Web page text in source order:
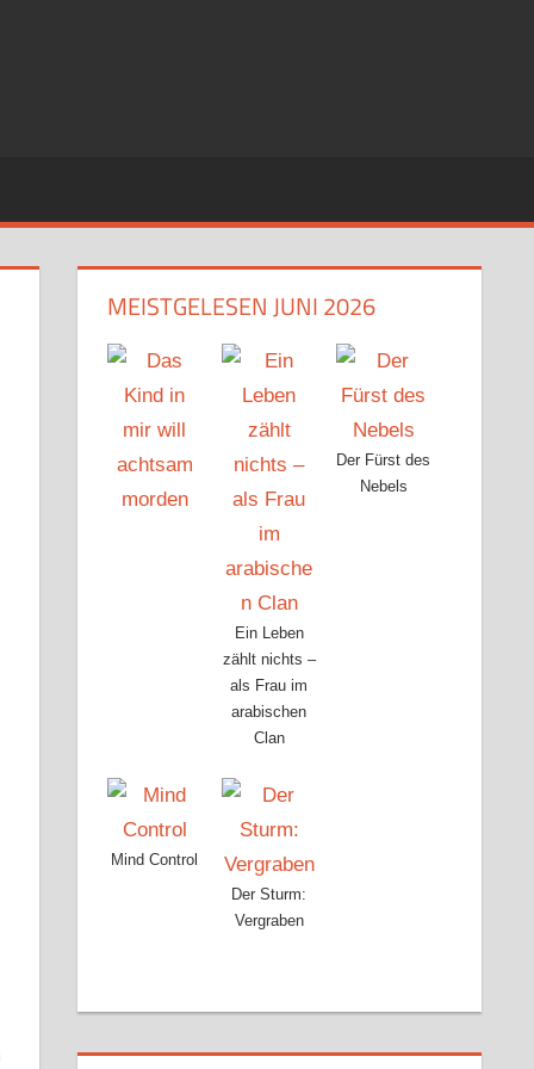
MEISTGELESEN JUNI 2026
Ein Leben
zählt nichts –
als Frau im
arabischen
Clan
Der Fürst des
Nebels
Mind Control
Der Sturm:
Vergraben